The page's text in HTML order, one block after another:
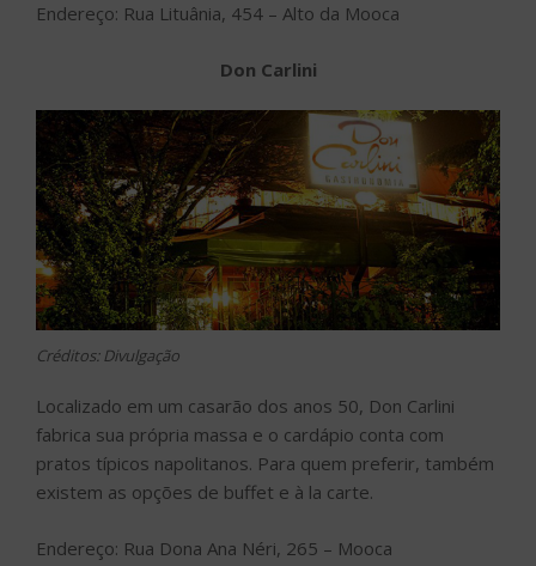
Endereço: Rua Lituânia, 454 – Alto da Mooca
Don Carlini
Créditos: Divulgação
Localizado em um casarão dos anos 50, Don Carlini
fabrica sua própria massa e o cardápio conta com
pratos típicos napolitanos. Para quem preferir, também
existem as opções de buffet e à la carte.
Endereço: Rua Dona Ana Néri, 265 – Mooca